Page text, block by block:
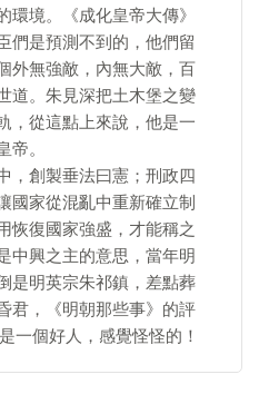
環境。《成化皇帝大傳》
們是預測不到的，他們留
外無強敵，內無大敵，百
道。朱見深把土木堡之變
，從這點上來說，他是一
。
，創製垂法曰憲；刑政四
國家從混亂中重新確立制
恢復國家強盛，才能稱之
中興之主的意思，當年明
是明英宗朱祁鎮，差點葬
君，《明朝那些事》的評
一個好人，感覺怪怪的！